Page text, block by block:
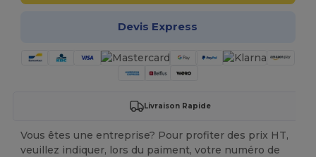
Devis Express
Livraison Rapide
Vous êtes une entreprise? Pour profiter des prix HT,
veuillez indiquer, lors du paiment, votre numéro de